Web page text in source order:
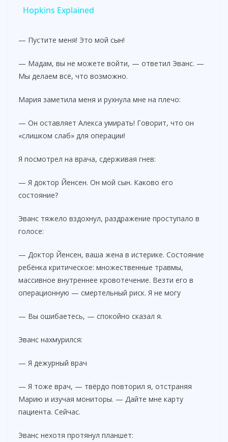
y
V
i
d
e
Hopkins Explained
— Пустите меня! Это мой сын!
— Мадам, вы не можете войти, — ответил Эванс. —
Мы делаем всё, что возможно.
Мария заметила меня и рухнула мне на плечо:
— Он оставляет Алекса умирать! Говорит, что он
«слишком слаб» для операции!
Я посмотрел на врача, сдерживая гнев:
— Я доктор Йенсен. Он мой сын. Каково его
состояние?
Эванс тяжело вздохнул, раздражение проступало в
голосе:
— Доктор Йенсен, ваша жена в истерике. Состояние
ребёнка критическое: множественные травмы,
массивное внутреннее кровотечение. Везти его в
операционную — смертельный риск. Я не могу
— Вы ошибаетесь, — спокойно сказал я.
Эванс нахмурился:
— Я дежурный врач
— Я тоже врач, — твёрдо повторил я, отстраняя
Марию и изучая мониторы. — Дайте мне карту
пациента. Сейчас.
Эванс нехотя протянул планшет: